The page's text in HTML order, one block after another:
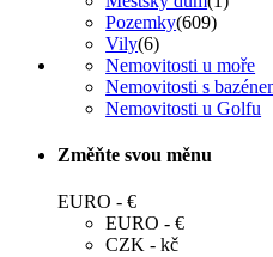
Pozemky(609)
Vily(6)
Nemovitosti u moře
Nemovitosti s
Nemovitosti u Golfu
Změňte svou měnu
EURO - €
EURO - €
CZK - kč